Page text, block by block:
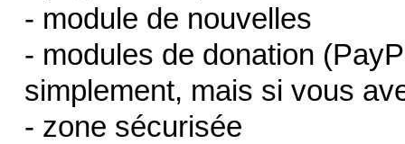
- module de nouvelles
- modules de donation
simplement, mais si vous
- zone sécurisée